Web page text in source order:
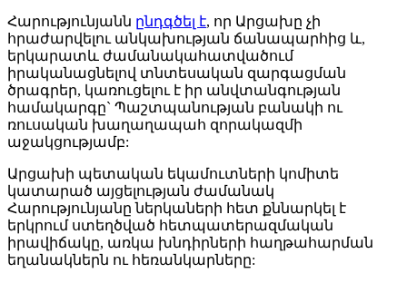
Հարությունյանն ընդգծել է, որ Արցախը չի
հրաժարվելու անկախության ճանապարհից և,
երկարատև ժամանակահատվածում
իրականացնելով տնտեսական զարգացման
ծրագրեր, կառուցելու է իր անվտանգության
համակարգը` Պաշտպանության բանակի ու
ռուսական խաղաղապահ զորակազմի
աջակցությամբ:
Արցախի պետական եկամուտների կոմիտե
կատարած այցելության ժամանակ
Հարությունյանը ներկաների հետ քննարկել է
երկրում ստեղծված հետպատերազմական
իրավիճակը, առկա խնդիրների հաղթահարման
եղանակներն ու հեռանկարները: